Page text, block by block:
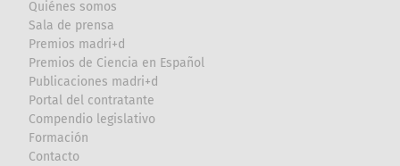
Quiénes somos
Sala de prensa
Premios madri+d
Premios de Ciencia en Español
Publicaciones madri+d
Portal del contratante
Compendio legislativo
Formación
Contacto